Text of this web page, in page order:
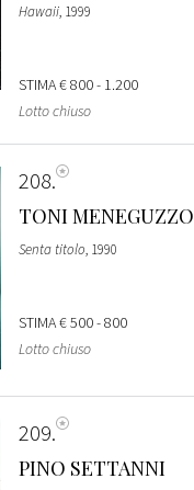
Hawaii, 1999
STIMA€ 800 - 1.200
Lotto chiuso
208
TONI MENEGUZZO
Senta titolo, 1990
STIMA€ 500 - 800
Lotto chiuso
209
PINO SETTANNI